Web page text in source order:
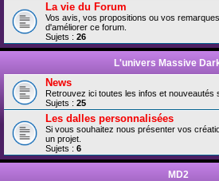
La vie du Forum
Vos avis, vos propositions ou vos
d'améliorer ce forum.
Sujets : 26
L'univers Massive
News
Retrouvez ici toutes les infos et nouveautés
Sujets : 25
Les dalles personnalisées
Si vous souhaitez nous présenter vos
un projet.
Sujets : 6
MD2